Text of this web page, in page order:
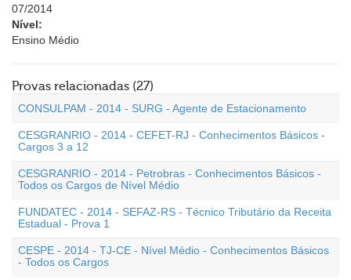
07/2014
Nível:
Ensino Médio
Provas relacionadas (27)
CONSULPAM - 2014 - SURG - Agente de Estacionamento
CESGRANRIO - 2014 - CEFET-RJ - Conhecimentos Básicos -
Cargos 3 a 12
CESGRANRIO - 2014 - Petrobras - Conhecimentos Básicos -
Todos os Cargos de Nível Médio
FUNDATEC - 2014 - SEFAZ-RS - Técnico Tributário da Receita
Estadual - Prova 1
CESPE - 2014 - TJ-CE - Nível Médio - Conhecimentos Básicos
- Todos os Cargos